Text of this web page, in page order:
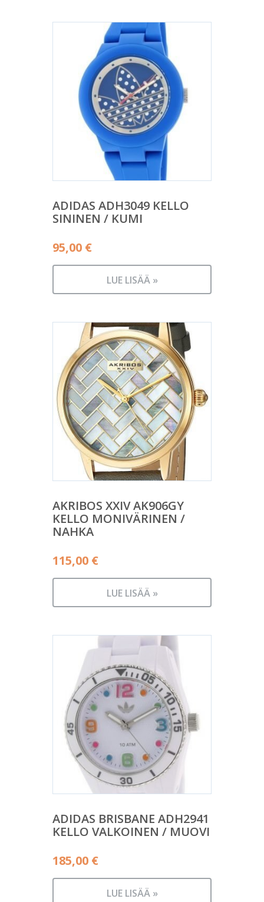
ADIDAS ADH3049 KELLO
SININEN / KUMI
95,00 €
LUE LISÄÄ »
AKRIBOS XXIV AK906GY
KELLO MONIVÄRINEN /
NAHKA
115,00 €
LUE LISÄÄ »
ADIDAS BRISBANE ADH2941
KELLO VALKOINEN / MUOVI
185,00 €
LUE LISÄÄ »